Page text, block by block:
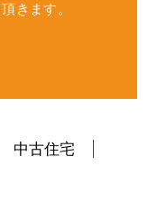
きます。
中古住宅